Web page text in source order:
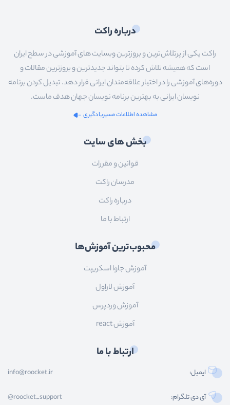
درباره راکت
راکت یکی از پرتلاش‌ترین و بروزترین وبسایت های آموزشی در سطح ایران
است که همیشه تلاش کرده تا بتواند جدیدترین و بروزترین مقالات و
دوره‌های آموزشی را در اختیار علاقه‌مندان ایرانی قرار دهد. تبدیل کردن برنامه
نویسان ایرانی به بهترین برنامه نویسان جهان هدف ماست.
مشاهده اطلاعات مسیریادگیری
بخش های سایت
قوانین و مقررات
مدرسان راکت
درباره راکت
ارتباط با ما
محبوب‌ترین آموزش‌ها
آموزش جاوا اسکریپت
آموزش لاراول
آموزش وردپرس
آموزش react
ارتباط با ما
ایمیل: info@roocket.ir
آی دی تلگرام: @roocket_support